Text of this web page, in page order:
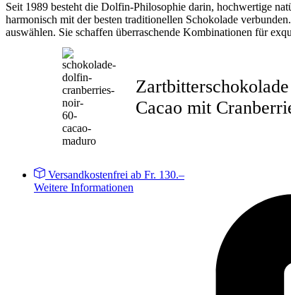
Seit 1989 besteht die Dolfin-Philosophie darin, hochwertige
harmonisch mit der besten traditionellen Schokolade
auswählen. Sie schaffen überraschende Kombinationen für
Cacao mit
Versandkostenfrei ab Fr. 130.–
Weitere Informationen